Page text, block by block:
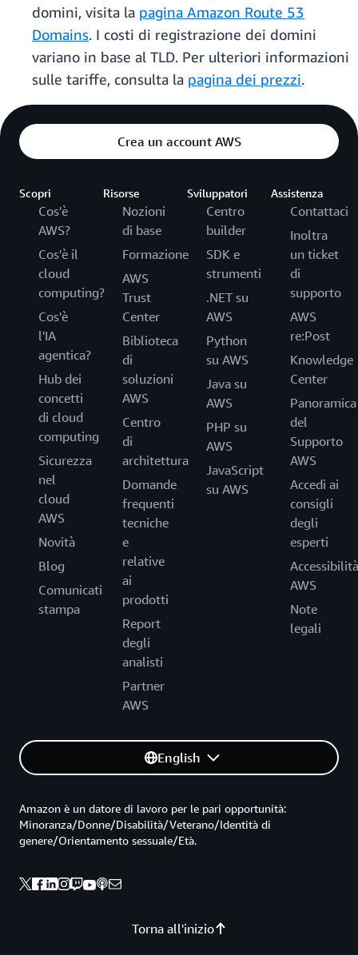
domini, visita la pagina Amazon Route 53
Domains. I costi di registrazione dei domini
variano in base al TLD. Per ulteriori informazioni
sulle tariffe, consulta la pagina dei prezzi.
Crea un account AWS
Scopri
Cos'è
AWS?
Cos'è il
cloud
computing?
Cos'è
l'IA
agentica?
Hub dei
concetti
di cloud
computing
Sicurezza
nel
cloud
AWS
Novità
Blog
Comunicati
stampa
Risorse
Nozioni
di base
Formazione
AWS
Trust
Center
Biblioteca
di
soluzioni
AWS
Centro
di
architettura
Domande
frequenti
tecniche
e
relative
ai
prodotti
Report
degli
analisti
Partner
AWS
Sviluppatori
Centro
builder
SDK e
strumenti
.NET su
AWS
Python
su AWS
Java su
AWS
PHP su
AWS
JavaScript
su AWS
Assistenza
Contattaci
Inoltra
un ticket
di
supporto
AWS
re:Post
Knowledge
Center
Panoramica
del
Supporto
AWS
Accedi ai
consigli
degli
esperti
Accessibilità
AWS
Note
legali
English
Torna all'inizio
Amazon è un datore di lavoro per le pari opportunità:
Minoranza/Donne/Disabilità/Veterano/Identità di
genere/Orientamento sessuale/Età.